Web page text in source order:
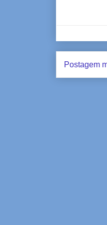
Postagem